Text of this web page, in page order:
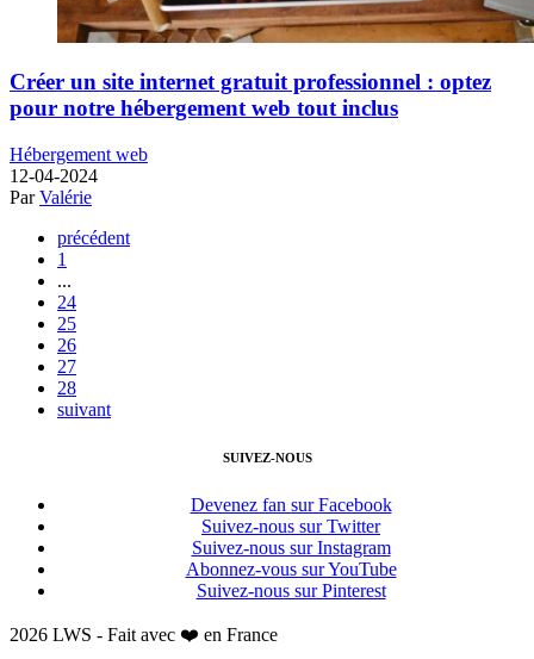
Créer un site internet gratuit professionnel : optez
pour notre hébergement web tout inclus
Hébergement web
12-04-2024
ParValérie
précédent
1
...
24
25
26
27
28
suivant
SUIVEZ-NOUS
Devenez fan sur Facebook
Suivez-nous sur Twitter
Suivez-nous sur Instagram
Abonnez-vous sur YouTube
Suivez-nous sur Pinterest
2026 LWS - Fait avec ❤️ en France